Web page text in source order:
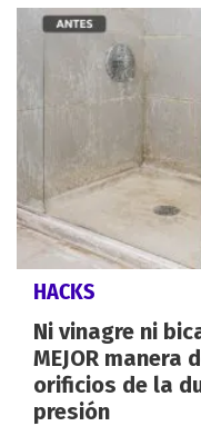
HACKS
Ni vinagre ni
MEJOR
orificios de la
presión